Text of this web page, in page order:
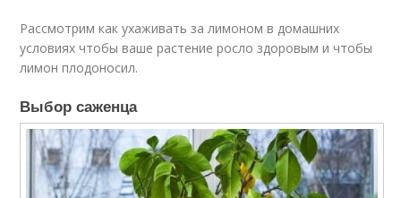
Рассмотрим как ухаживать за лимоном в домашних
условиях чтобы ваше растение росло здоровым и чтобы
лимон плодоносил.
Выбор саженца